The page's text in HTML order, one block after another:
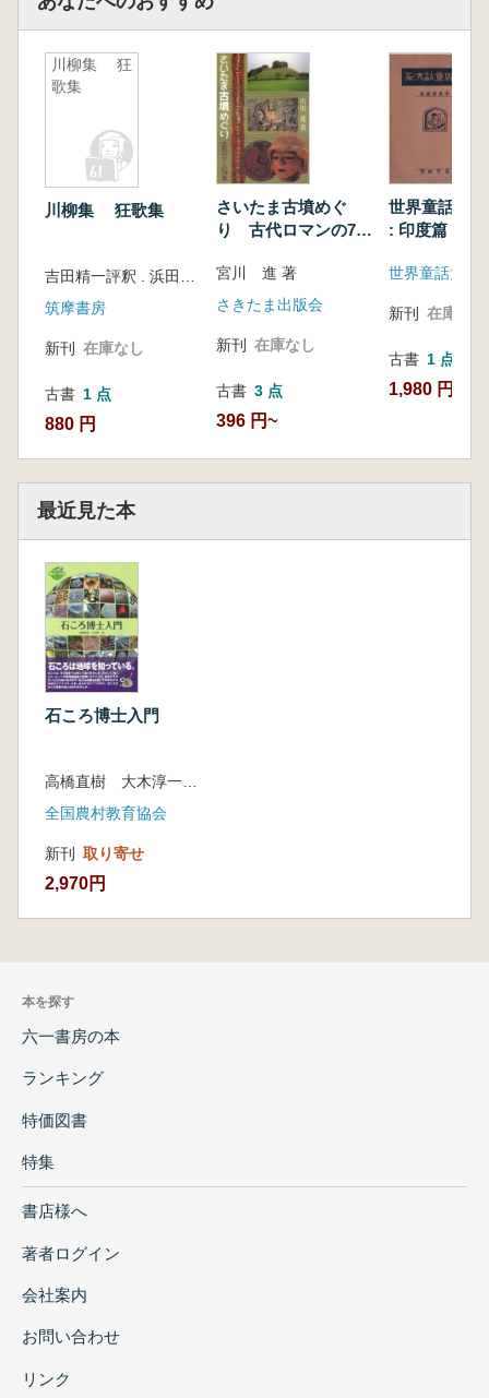
川柳集 狂
歌集
川柳集 狂歌集
筑摩書房
新刊 在庫なし
古書 1 点
880 円
さいたま古墳めぐ
り 古代ロマンの70
宮川 進 著
さきたま出版会
新刊 在庫なし
古書 3 点
396 円~
世界童話大
: 印度篇
世界童話大系
新刊 在庫なし
古書 1 点
1,980 円
最近見た本
石ころ博士入門
全国農村教育協会
新刊 取り寄せ
2,970円
本を探す
六一書房の本
ランキング
特価図書
特集
書店様へ
著者ログイン
会社案内
お問い合わせ
リンク